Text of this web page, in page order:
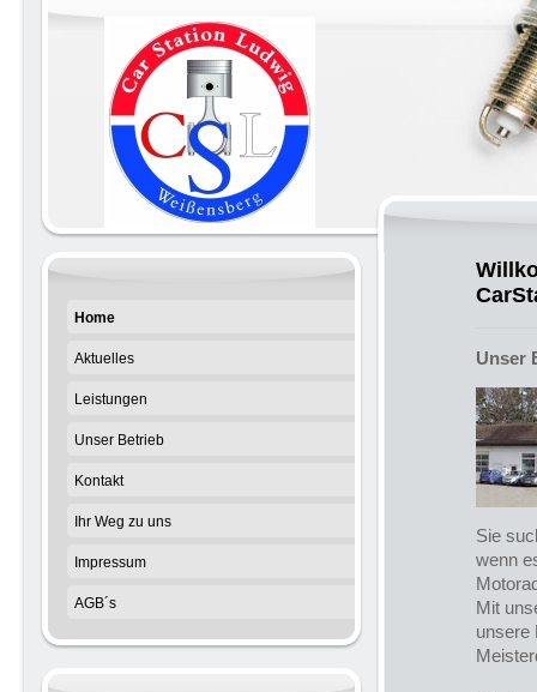
Unser
Sie
wenn
Mit
unsere
Home
Aktuelles
Leistungen
Unser Betrieb
Kontakt
Ihr Weg zu uns
Impressum
AGB´s